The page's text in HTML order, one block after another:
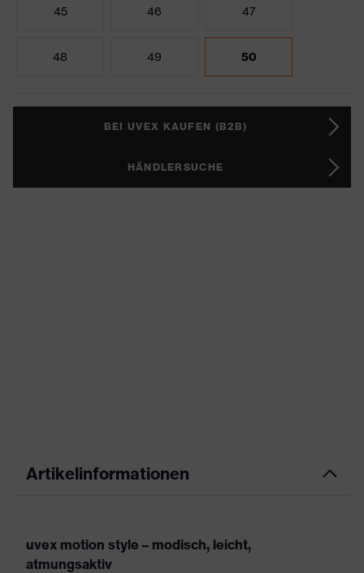
45 46 47
48 49 50
BEI UVEX KAUFEN (B2B)
HÄNDLERSUCHE
Artikelinformationen
uvex motion style – modisch, leicht,
atmungsaktiv